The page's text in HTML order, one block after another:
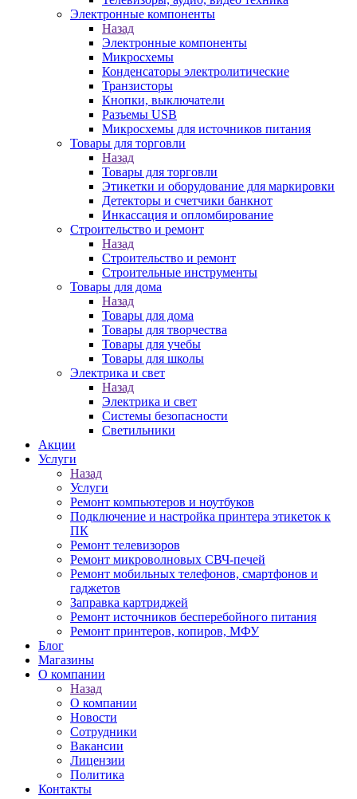
Электронные компоненты
Назад
Электронные компоненты
Микросхемы
Конденсаторы электролитические
Транзисторы
Кнопки, выключатели
Разъемы USB
Микросхемы для источников питания
Товары для торговли
Назад
Товары для торговли
Этикетки и оборудование для маркировки
Детекторы и счетчики банкнот
Инкассация и опломбирование
Строительство и ремонт
Назад
Строительство и ремонт
Строительные инструменты
Товары для дома
Назад
Товары для дома
Товары для творчества
Товары для учебы
Товары для школы
Электрика и свет
Назад
Электрика и свет
Системы безопасности
Светильники
Акции
Услуги
Назад
Услуги
Ремонт компьютеров и ноутбуков
Подключение и настройка принтера этикеток к
ПК
Ремонт телевизоров
Ремонт микроволновых СВЧ-печей
Ремонт мобильных телефонов, смартфонов и
гаджетов
Заправка картриджей
Ремонт источников бесперебойного питания
Ремонт принтеров, копиров, МФУ
Блог
Магазины
О компании
Назад
О компании
Новости
Сотрудники
Вакансии
Лицензии
Политика
Контакты